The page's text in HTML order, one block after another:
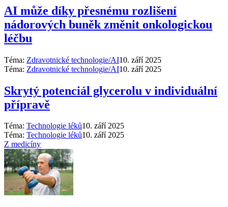
AI může díky přesnému rozlišení
nádorových buněk změnit onkologickou
léčbu
Téma: Zdravotnické technologie/AI10. září 2025
Téma: Zdravotnické technologie/AI10. září 2025
Skrytý potenciál glycerolu v individuální
přípravě
Téma: Technologie léků10. září 2025
Téma: Technologie léků10. září 2025
Z medicíny